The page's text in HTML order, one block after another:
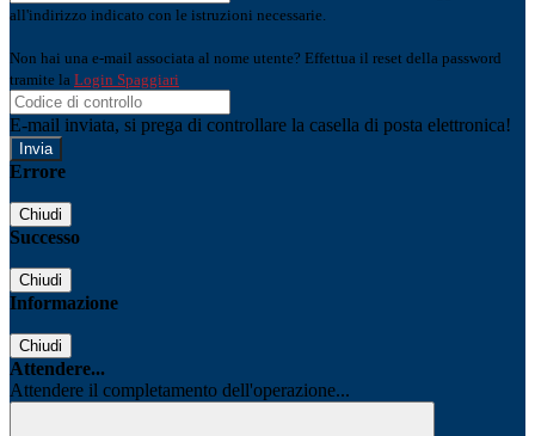
all'indirizzo indicato con le istruzioni necessarie.
Non hai una e-mail associata al nome utente? Effettua il reset della password
tramite la Login Spaggiari
E-mail inviata, si prega di controllare la casella di posta elettronica!
Errore
Chiudi
Successo
Chiudi
Informazione
Chiudi
Attendere...
Attendere il completamento dell'operazione...